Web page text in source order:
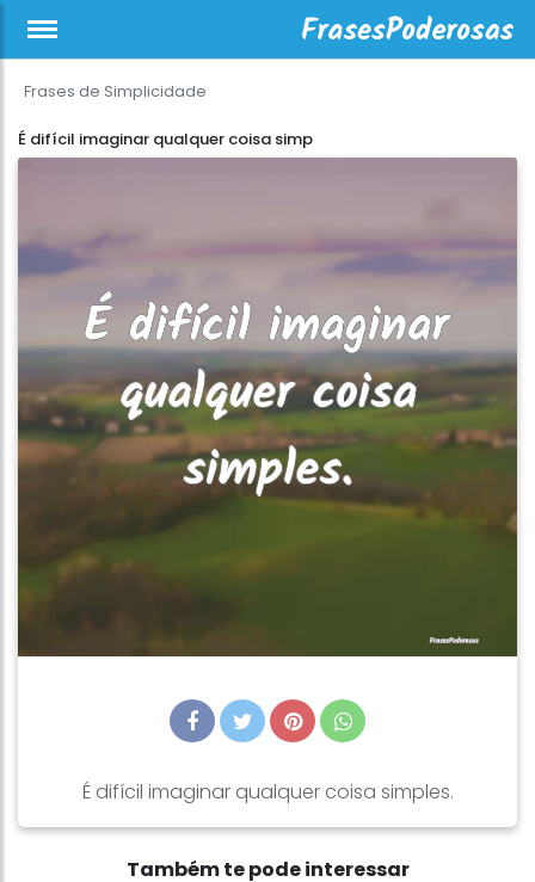
Frases de Simplicidade
É difícil imaginar qualquer coisa simp
É difícil imaginar qualquer coisa simples.
Também te pode interessar